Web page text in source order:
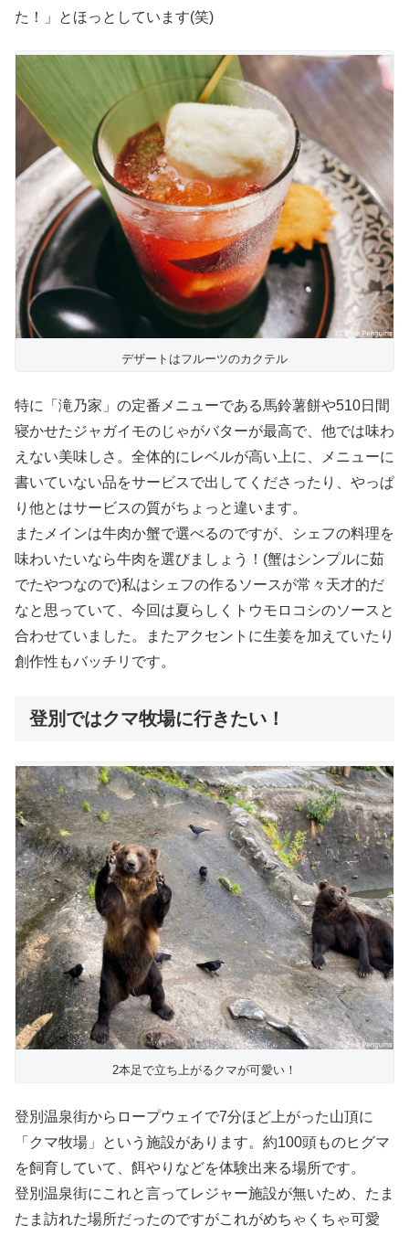
た！」とほっとしています(笑)
デザートはフルーツのカクテル
特に「滝乃家」の定番メニューである馬鈴薯餅や510日間
寝かせたジャガイモのじゃがバターが最高で、他では味わ
えない美味しさ。全体的にレベルが高い上に、メニューに
書いていない品をサービスで出してくださったり、やっぱ
り他とはサービスの質がちょっと違います。
またメインは牛肉か蟹で選べるのですが、シェフの料理を
味わいたいなら牛肉を選びましょう！(蟹はシンプルに茹
でたやつなので)私はシェフの作るソースが常々天才的だ
なと思っていて、今回は夏らしくトウモロコシのソースと
合わせていました。またアクセントに生姜を加えていたり
創作性もバッチリです。
登別ではクマ牧場に行きたい！
2本足で立ち上がるクマが可愛い！
登別温泉街からロープウェイで7分ほど上がった山頂に
「クマ牧場」という施設があります。約100頭ものヒグマ
を飼育していて、餌やりなどを体験出来る場所です。
登別温泉街にこれと言ってレジャー施設が無いため、たま
たま訪れた場所だったのですがこれがめちゃくちゃ可愛